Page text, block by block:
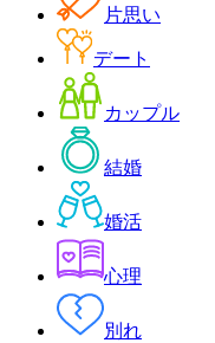
片思い
デート
カップル
結婚
婚活
心理
別れ